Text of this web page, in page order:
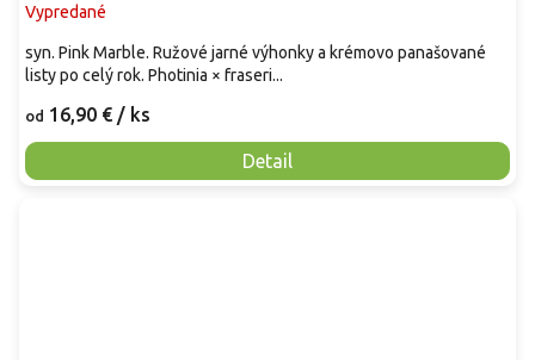
Vypredané
od 16,90 € / ks
Detail
syn. Pink Marble. Ružové jarné výhonky a krémovo panašované
listy po celý rok. Photinia × fraseri...